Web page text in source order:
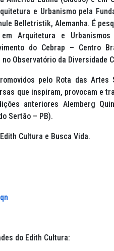
e Urbanismo pela
Belletristik, Alemanha. É
Arquitetura e
do Cebrap – Centro
Observatório da Diversidade
pelo Rota das Artes
que inspiram, provocam e
anteriores Alemberg
Sertão – PB).
Cultura e Busca Vida.
do Edith Cultura: